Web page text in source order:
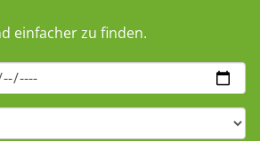
einfacher zu finden.